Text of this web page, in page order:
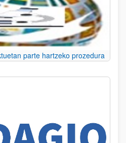
parte hartzeko prozedura